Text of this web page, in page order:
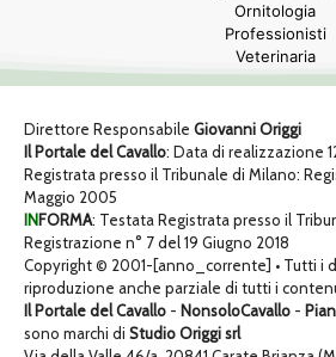
Ornitologia
Professionisti
Veterinaria
Direttore Responsabile Giovanni Origgi
Il Portale del Cavallo: Data di realizzazione
Registrata presso il Tribunale di Milano:
Maggio 2005
INFORMA: Testata Registrata presso il
Registrazione n° 7 del 19 Giugno 2018
Copyright © 2001-[anno_corrente] • Tutti i
riproduzione anche parziale di tutti i
Il Portale del Cavallo - NonsoloCavallo -
sono marchi di Studio Origgi srl